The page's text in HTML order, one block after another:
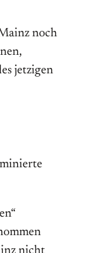
noch
jetzigen